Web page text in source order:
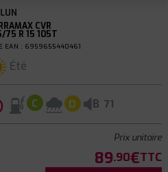
CVR
75 R 15 105T
EAN : 6959655440461
Été
C D B 71
Prix unitaire
89.90€TTC